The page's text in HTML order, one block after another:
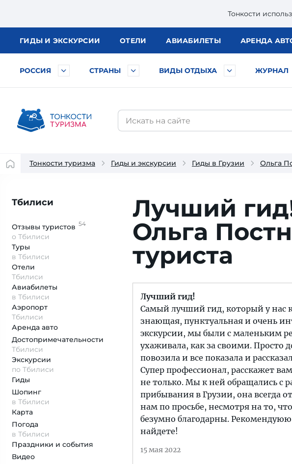
Тонкости
ГИДЫ И ЭКСКУРСИИ ОТЕЛИ АВИАБИЛЕТЫ АРЕНДА
РОССИЯ СТРАНЫ ВИДЫ ОТДЫХА ЖУРНАЛ
Тонкости туризма Гиды и экскурсии Гиды в Грузии Ольга
Тбилиси
Отзывы туристов 54
о Тбилиси
Туры
в Тбилиси
Отели
Тбилиси
Авиабилеты
в Тбилиси
Аэропорт
Тбилиси
Аренда авто
Достопримеча­тельности
Тбилиси
Экскурсии
по Тбилиси
Гиды
Шопинг
в Тбилиси
Карта
Погода
в Тбилиси
Праздники и события
Видео
Лучший
Ольга
туриста
Лучший гид!
Самый лучший гид, который у нас
знающая, пунктуальная и очень
экскурсии, мы были с маленьким
ухаживала, как за своими. Просто
повозила и все показала и
Супер профессионал, расскажет
не только. Мы к ней обращались с
прибывания в Грузии, она всегда
нам по просьбе, несмотря на то,
безумно благодарны.
найдете!
15 мая 2022